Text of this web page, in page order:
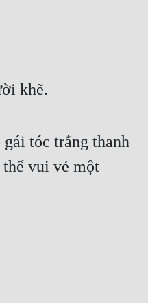
khẽ.
tóc trắng thanh
vui vẻ một